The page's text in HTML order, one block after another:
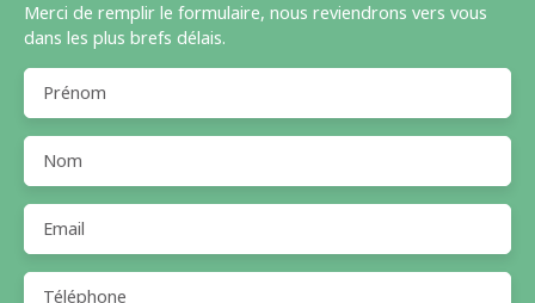
Merci de remplir le formulaire, nous reviendrons vers vous
dans les plus brefs délais.
Prénom
Nom
Email
Téléphone